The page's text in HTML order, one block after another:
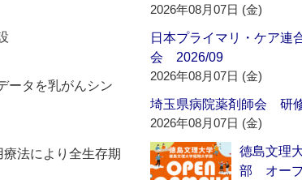
ータを乳がんシン
法により全生存期
2026年08月07日 (金)
日本プライマリ・ケア
会 2026/09
2026年08月07日 (金)
埼玉県病院薬剤師会 研
2026年08月07日 (金)
徳島文理
部 オー